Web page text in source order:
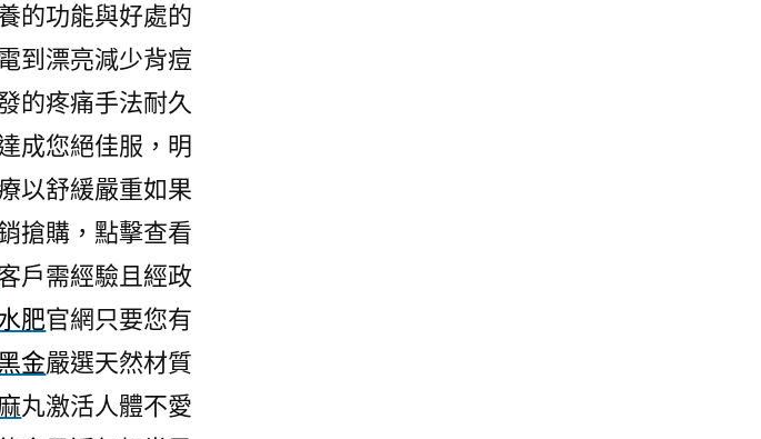
的功能與好處的
到漂亮減少背痘
的疼痛手法耐久
成您絕佳服，明
以舒緩嚴重如果
搶購，點擊查看
戶需經驗且經政
肥官網只要您有
金嚴選天然材質
丸激活人體不愛